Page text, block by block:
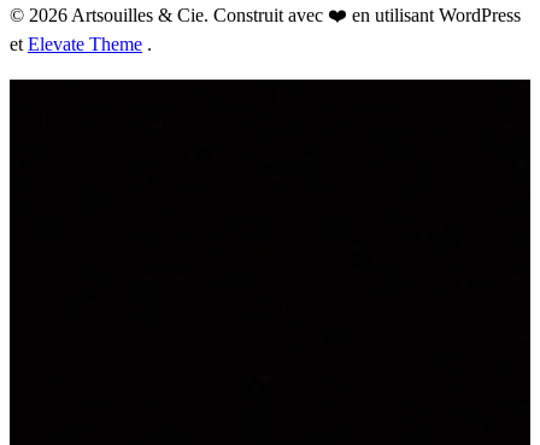
© 2026 Artsouilles & Cie. Construit avec ❤️ en utilisant WordPress
et Elevate Theme .